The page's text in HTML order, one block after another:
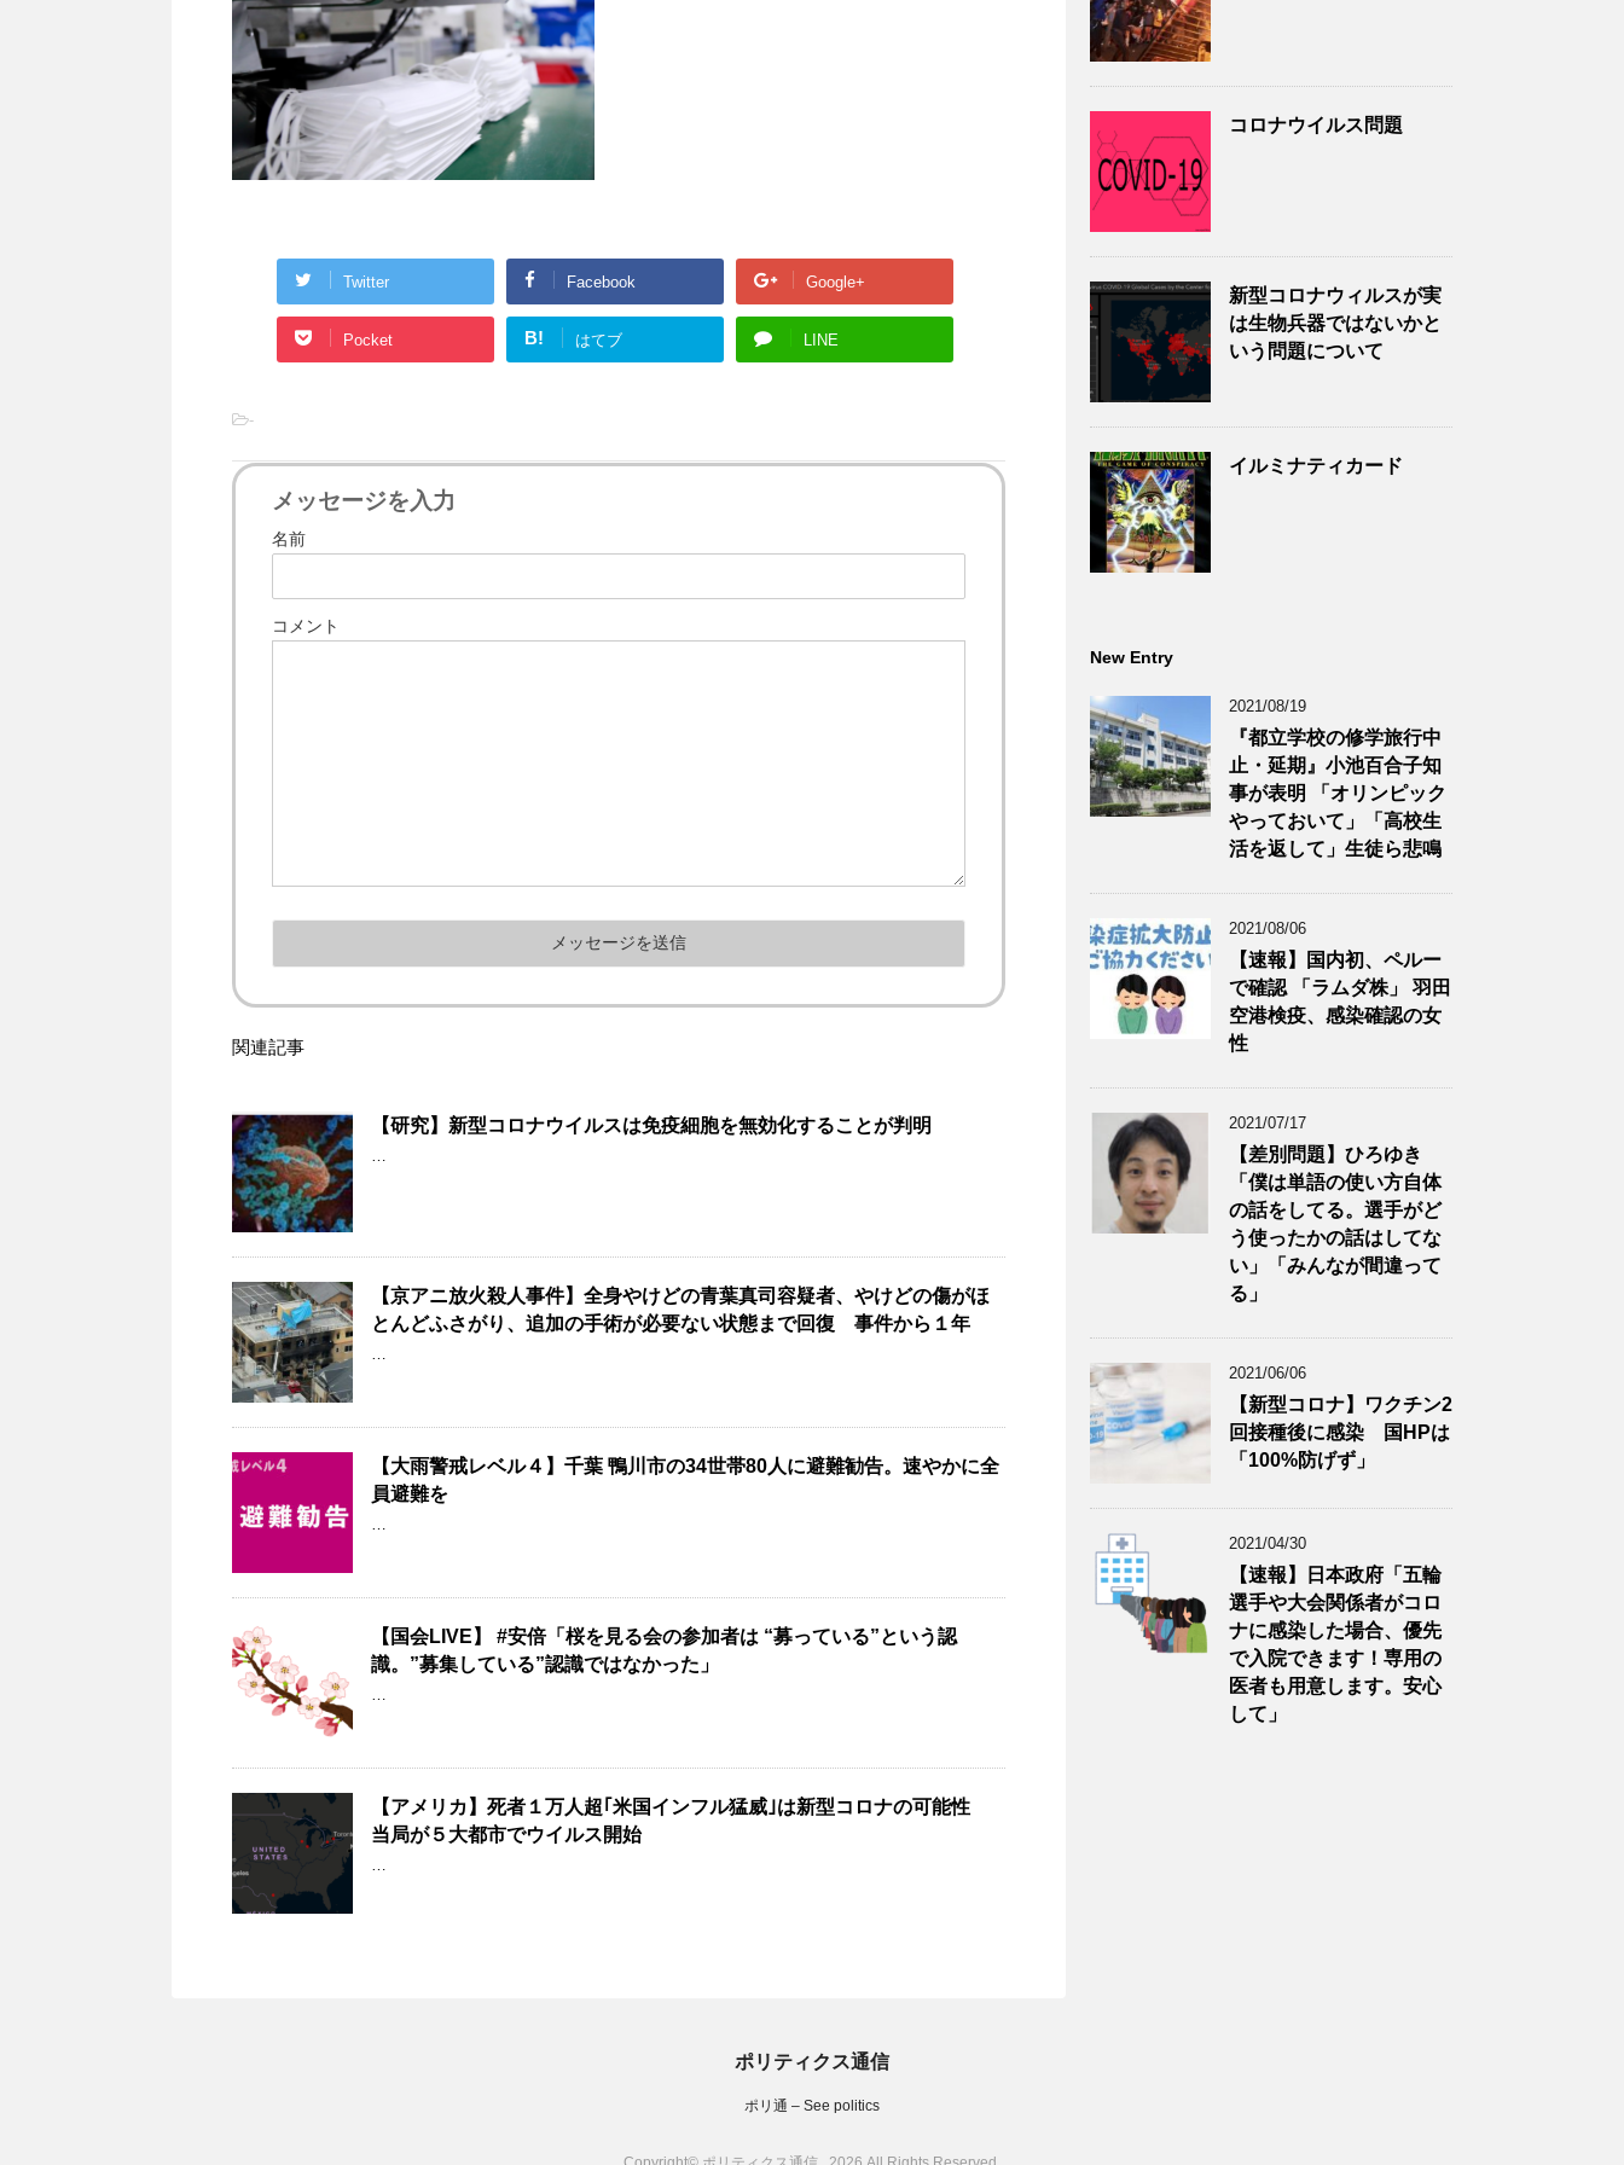
Twitter Facebook Google+
Pocket B! はてブ LINE
-
メッセージを入力
名前
コメント
関連記事
【研究】新型コロナウイルスは免疫細胞を無効化することが判明
…
【京アニ放火殺人事件】全身やけどの青葉真司容疑者、やけどの傷がほ
とんどふさがり、追加の手術が必要ない状態まで回復 事件から１年
…
【大雨警戒レベル４】千葉 鴨川市の34世帯80人に避難勧告。速やかに全
員避難を
…
【国会LIVE】 #安倍「桜を見る会の参加者は “募っている”という認
識。”募集している”認識ではなかった」
…
【アメリカ】死者１万人超｢米国インフル猛威｣は新型コロナの可能性
当局が５大都市でウイルス開始
…
コロナウイルス問題
新型コロナウィルスが実
は生物兵器ではないかと
いう問題について
イルミナティカード
New Entry
2021/08/19
『都立学校の修学旅行中
止・延期』小池百合子知
事が表明 「オリンピック
やっておいて」「高校生
活を返して」生徒ら悲鳴
2021/08/06
【速報】国内初、ペルー
で確認 「ラムダ株」 羽田
空港検疫、感染確認の女
性
2021/07/17
【差別問題】ひろゆき
「僕は単語の使い方自体
の話をしてる。選手がど
う使ったかの話はしてな
い」「みんなが間違って
る」
2021/06/06
【新型コロナ】ワクチン2
回接種後に感染 国HPは
「100%防げず」
2021/04/30
【速報】日本政府「五輪
選手や大会関係者がコロ
ナに感染した場合、優先
で入院できます！専用の
医者も用意します。安心
して」
ポリティクス通信
ポリ通 – See politics